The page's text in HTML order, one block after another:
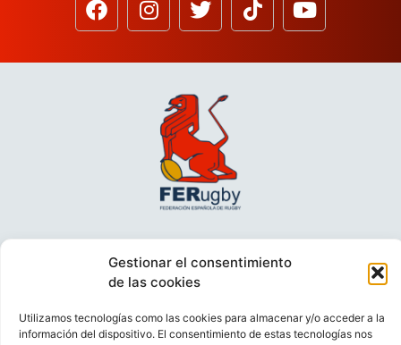
Gestionar el consentimiento
de las cookies
Utilizamos tecnologías como las cookies para almacenar y/o acceder a la
información del dispositivo. El consentimiento de estas tecnologías nos